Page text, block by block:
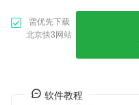
需优先下载
北京快3网站
软件教程